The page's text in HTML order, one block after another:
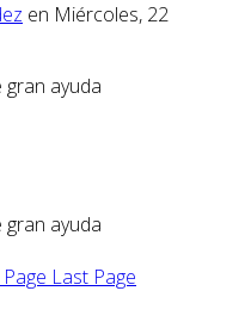
en Miércoles, 22
ayuda
ayuda
Last Page